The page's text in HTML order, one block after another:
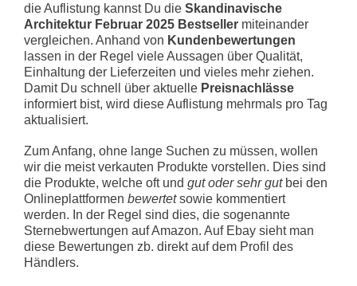
die Auflistung kannst Du die Skandinavische
Architektur Februar 2025 Bestseller miteinander
vergleichen. Anhand von Kundenbewertungen
lassen in der Regel viele Aussagen über Qualität,
Einhaltung der Lieferzeiten und vieles mehr ziehen.
Damit Du schnell über aktuelle Preisnachlässe
informiert bist, wird diese Auflistung mehrmals pro Tag
aktualisiert.
Zum Anfang, ohne lange Suchen zu müssen, wollen
wir die meist verkauten Produkte vorstellen. Dies sind
die Produkte, welche oft und gut oder sehr gutbei den
Onlineplattformen bewertetsowie kommentiert
werden. In der Regel sind dies, die sogenannte
Sternebwertungen auf Amazon. Auf Ebay sieht man
diese Bewertungen zb. direkt auf dem Profil des
Händlers.